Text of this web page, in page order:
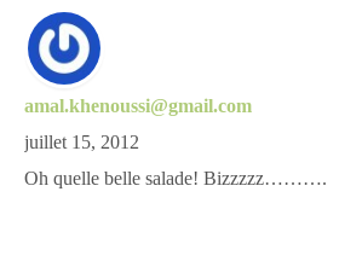
amal.khenoussi@gmail.com
juillet 15, 2012
Oh quelle belle salade! Bizzzzz……….